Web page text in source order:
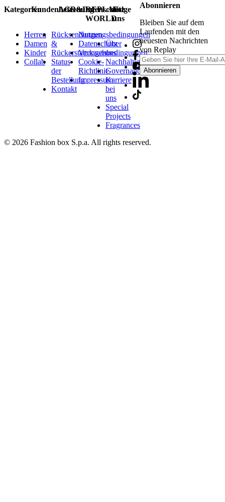
Kategorien
Herren
Damen
Kinder
Collab
Kundenbetreuung
Rücksendungen
&
Rückerstattungen
Status
der
Bestellung
Kontakt
AGB&Datenschutz
Nutzungsbedingungen
Datenschutz
Verkaufsbedingungen
Cookie-
Richtlinie
Impressum
REPLAY
WORLD
Über
uns
Nachhaltigkeit
Governance
Karriere
bei
uns
Special
Projects
Fragrances
Folge
uns
Abonnieren
Bleiben Sie auf dem
Laufenden mit den
neuesten Nachrichten
von Replay
Abonnieren
© 2026 Fashion box S.p.a. All rights reserved.